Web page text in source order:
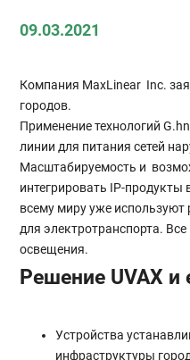
09.03.2021
Компания MaxLinear Inc.
городов.
Применение технологий
линии для питания сетей
Масштабируемость и
интегрировать IP-
всему миру уже используют
для электротранспорта.
освещения.
Решение UVAX и
Устройства
инфраструктуры